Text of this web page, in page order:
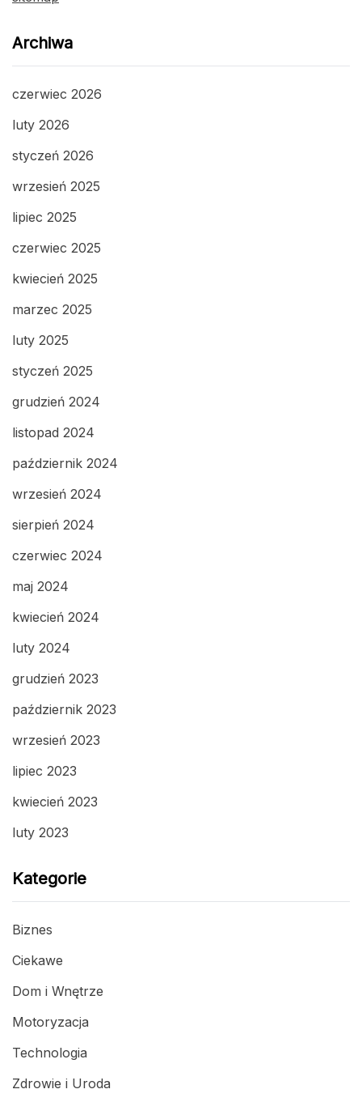
Archiwa
czerwiec 2026
luty 2026
styczeń 2026
wrzesień 2025
lipiec 2025
czerwiec 2025
kwiecień 2025
marzec 2025
luty 2025
styczeń 2025
grudzień 2024
listopad 2024
październik 2024
wrzesień 2024
sierpień 2024
czerwiec 2024
maj 2024
kwiecień 2024
luty 2024
grudzień 2023
październik 2023
wrzesień 2023
lipiec 2023
kwiecień 2023
luty 2023
Kategorie
Biznes
Ciekawe
Dom i Wnętrze
Motoryzacja
Technologia
Zdrowie i Uroda